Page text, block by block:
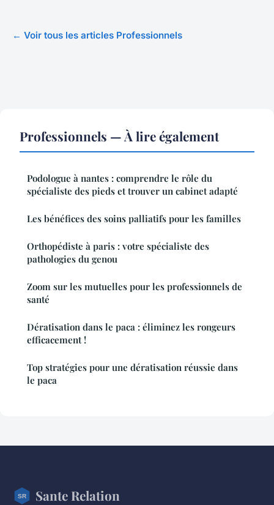
← Voir tous les articles Professionnels
Professionnels — À lire également
Podologue à nantes : comprendre le rôle du
spécialiste des pieds et trouver un cabinet adapté
Les bénéfices des soins palliatifs pour les familles
Orthopédiste à paris : votre spécialiste des
pathologies du genou
Zoom sur les mutuelles pour les professionnels de
santé
Dératisation dans le paca : éliminez les rongeurs
efficacement !
Top stratégies pour une dératisation réussie dans
le paca
Sante Relation